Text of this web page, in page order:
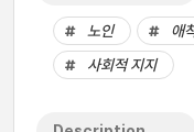
노인 애
사회적 지지